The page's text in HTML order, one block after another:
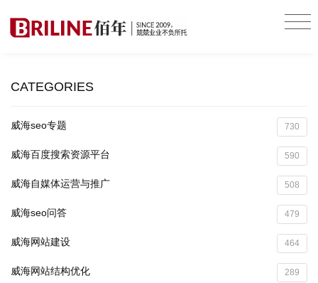
CATEGORIES
威海seo专题 730
威海百度搜索资源平台 590
威海自媒体运营与推广 508
威海seo问答 479
威海网站建设 464
威海网站结构优化 289